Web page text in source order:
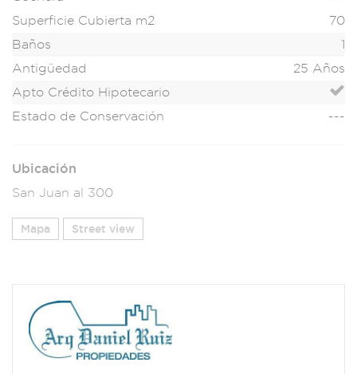
Superficie Cubierta m2
70
Baños
1
Antigüedad
25 Años
Apto Crédito Hipotecario
Estado de Conservación
---
Ubicación
San Juan al 300
Mapa Street view